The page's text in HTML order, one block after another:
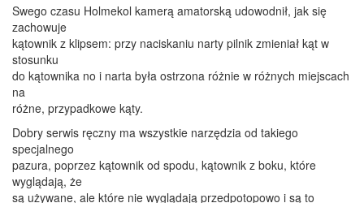
Swego czasu Holmekol kamerą amatorską udowodnił, jak się
zachowuje
kątownik z klipsem: przy naciskaniu narty pilnik zmieniał kąt w
stosunku
do kątownika no i narta była ostrzona różnie w różnych miejscach
na
różne, przypadkowe kąty.
Dobry serwis ręczny ma wszystkie narzędzia od takiego
specjalnego
pazura, poprzez kątownik od spodu, kątownik z boku, które
wyglądają, że
są używane, ale które nie wyglądają przedpotopowo i są to